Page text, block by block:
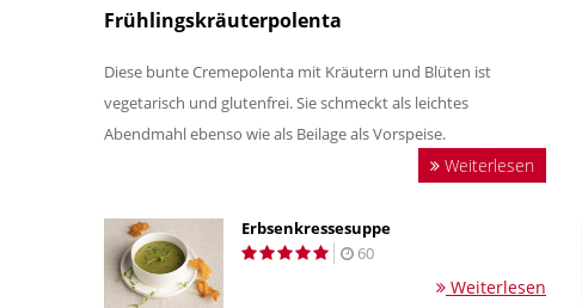
Frühlingskräuterpolenta
Diese bunte Cremepolenta mit Kräutern und Blüten ist
vegetarisch und glutenfrei. Sie schmeckt als leichtes
Abendmahl ebenso wie als Beilage als Vorspeise.
Weiterlesen
Erbsenkressesuppe
60
Weiterlesen